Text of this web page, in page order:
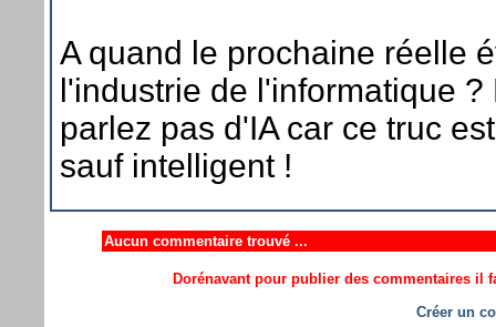
A quand le prochaine réelle
l'industrie de l'informatique
parlez pas d'IA car ce truc
sauf intelligent !
Aucun commentaire trouvé ...
Dorénavant pour publier des commentaires il
Créer un